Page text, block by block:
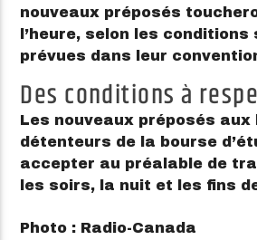
nouveaux préposés
l’heure, selon les
prévues dans leur
Des conditions à
Les nouveaux préposés
détenteurs de la bourse
accepter au préalable de
les soirs, la nuit et les fins
Photo : Radio-Canada